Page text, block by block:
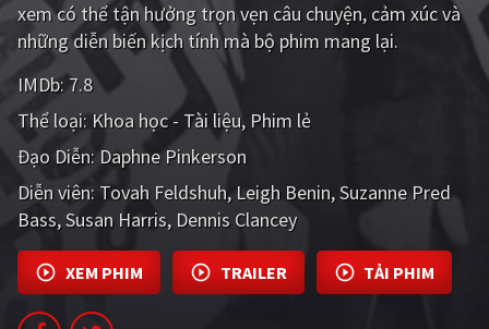
CẬP NHẬT
PHIM MỚI
PHIM BỘ
PHIM LẺ
PHIM CHIẾU RẠP
TUYỂN TẬP PHIM
BLOG
xem có thể tận hưởng trọn vẹn câu chuyện, cảm xúc và
những diễn biến kịch tính mà bộ phim mang lại.
IMDb: 7.8
Thể loại:Khoa học - Tài liệu Phim lẻ
Đạo Diễn: Daphne Pinkerson
Diễn viên: Tovah Feldshuh Leigh Benin Suzanne Pred
Bass Susan Harris Dennis Clancey
XEM PHIM TRAILER TẢI PHIM